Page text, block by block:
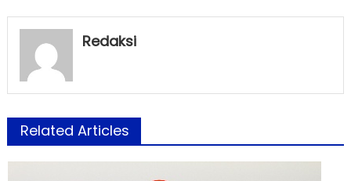
Redaksi
Related Articles